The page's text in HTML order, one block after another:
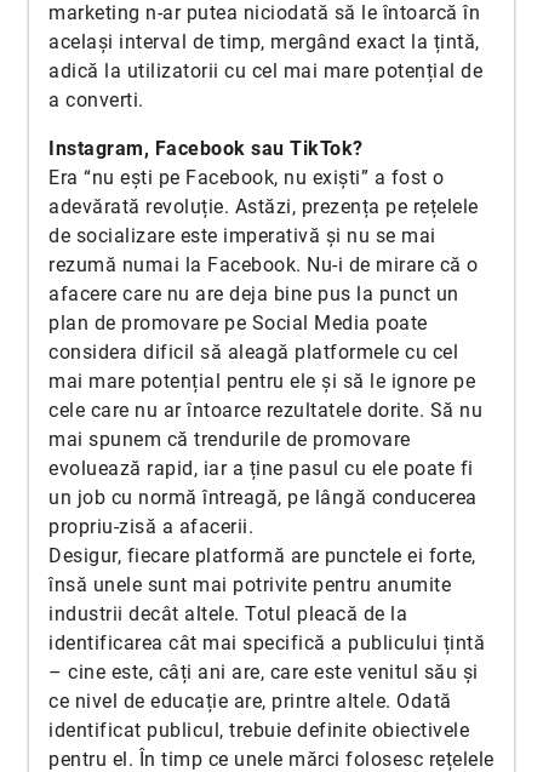
marketing n-ar putea niciodată să le întoarcă în
același interval de timp, mergând exact la țintă,
adică la utilizatorii cu cel mai mare potențial de
a converti.
Instagram, Facebook sau TikTok?
Era “nu ești pe Facebook, nu exiști” a fost o
adevărată revoluție. Astăzi, prezența pe rețelele
de socializare este imperativă și nu se mai
rezumă numai la Facebook. Nu-i de mirare că o
afacere care nu are deja bine pus la punct un
plan de promovare pe Social Media poate
considera dificil să aleagă platformele cu cel
mai mare potențial pentru ele și să le ignore pe
cele care nu ar întoarce rezultatele dorite. Să nu
mai spunem că trendurile de promovare
evoluează rapid, iar a ține pasul cu ele poate fi
un job cu normă întreagă, pe lângă conducerea
propriu-zisă a afacerii.
Desigur, fiecare platformă are punctele ei forte,
însă unele sunt mai potrivite pentru anumite
industrii decât altele. Totul pleacă de la
identificarea cât mai specifică a publicului țintă
– cine este, câți ani are, care este venitul său și
ce nivel de educație are, printre altele. Odată
identificat publicul, trebuie definite obiectivele
pentru el. În timp ce unele mărci folosesc rețelele